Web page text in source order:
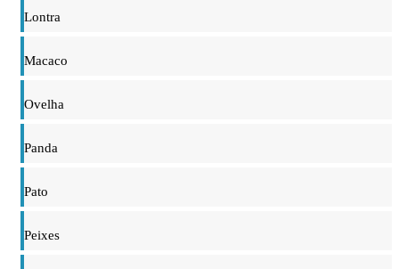
Lontra
Macaco
Ovelha
Panda
Pato
Peixes